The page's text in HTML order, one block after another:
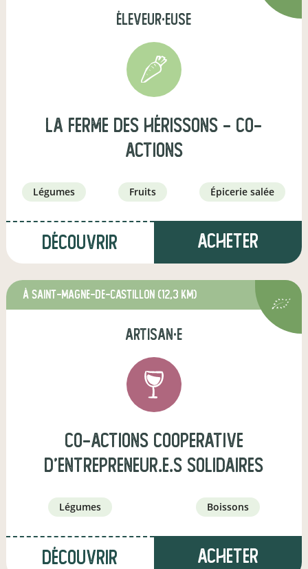
éleveur·euse
La Ferme des Hérissons - Co-
actions
légumes fruits épicerie salée
Découvrir Acheter
à Saint-Magne-de-Castillon (12,3 km)
artisan·e
co-actions cooperative
d'entrepreneur.e.s solidaires
légumes boissons
Découvrir Acheter